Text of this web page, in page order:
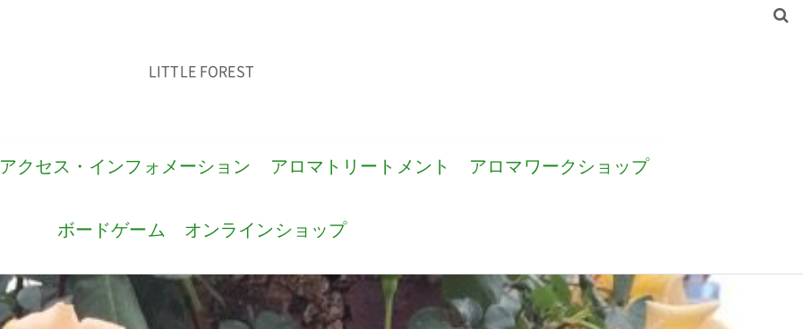
LITTLE FOREST
アクセス・インフォメーション アロマトリートメント アロマワークショップ
ボードゲーム オンラインショップ